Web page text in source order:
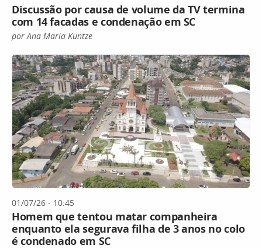
Discussão por causa de volume da TV termina
com 14 facadas e condenação em SC
por Ana Maria Kuntze
01/07/26 - 10:45
Homem que tentou matar companheira
enquanto ela segurava filha de 3 anos no colo
é condenado em SC